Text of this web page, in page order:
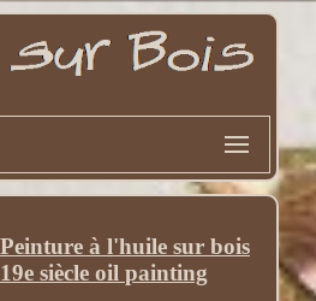
à l'huile sur bois
siècle oil painting